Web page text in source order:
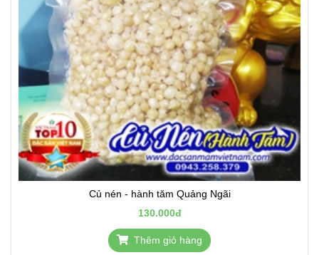
Củ nén - hành tăm Quảng Ngãi
130.000đ
Thêm giỏ hàng